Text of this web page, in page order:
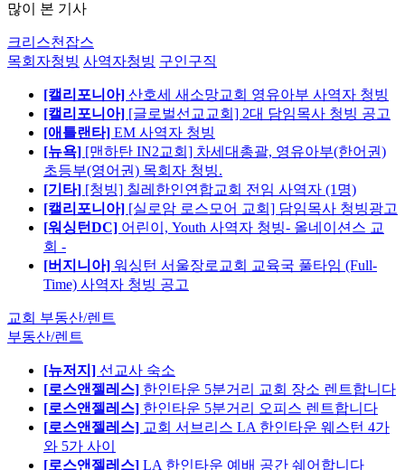
많이 본 기사
크리스천잡스
목회자청빙 사역자청빙 구인구직
[캘리포니아] 산호세 새소망교회 영유아부 사역자 청빙
[캘리포니아] [글로벌선교교회] 2대 담임목사 청빙 공고
[애틀랜타] EM 사역자 청빙
[뉴욕] [맨하탄 IN2교회] 차세대총괄, 영유아부(한어권)
초등부(영어권) 목회자 청빙.
[기타] [청빙] 칠레한인연합교회 전임 사역자 (1명)
[캘리포니아] [실로암 로스모어 교회] 담임목사 청빙광고
[워싱턴DC] 어린이, Youth 사역자 청빙- 올네이션스 교
회 -
[버지니아] 워싱턴 서울장로교회 교육국 풀타임 (Full-
Time) 사역자 청빙 공고
교회 부동산/렌트
부동산/렌트
[뉴저지] 선교사 숙소
[로스앤젤레스] 한인타운 5분거리 교회 장소 렌트합니다
[로스앤젤레스] 한인타운 5분거리 오피스 렌트합니다
[로스앤젤레스] 교회 서브리스 LA 한인타운 웨스턴 4가
와 5가 사이
[로스앤젤레스] LA 한인타운 예배 공간 쉐어합니다